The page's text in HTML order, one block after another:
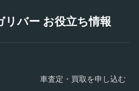
リバー お役立ち情報
車査定・買取を申し込む